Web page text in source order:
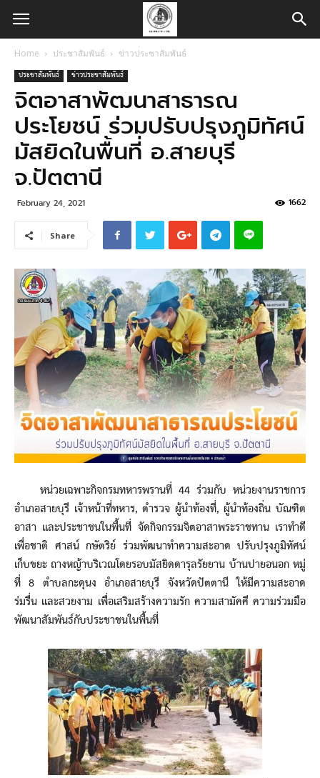
Home ประชาสัมพันธ์ ข่าวประชาสัมพันธ์
ประชาสัมพันธ์ ข่าวประชาสัมพันธ์
จิตอาสาพัฒนาสาธารณ​
ประโยชน์ ร่วมปรับปรุงภูมิทัศน์
มัสยิดในพื้นที่ อ.สายบุรี
จ.ปัตตานี
February 24, 2021 1662
Share
หน่วยเฉพาะกิจกรมทหารพรานที่ 44 ร่วมกับ หน่วยงานราชการ
อำเภอสายบุรี เจ้าหน้าที่ทหาร, ตำรวจ ผู้นำท้องที่, ผู้นำท้องถิ่น บัณฑิต
อาสา และประชาชนในพื้นที่ จัดกิจกรรมจิตอาสาพระราชทาน เราทำดี
เพื่อชาติ ศาสน์ กษัตริย์ ร่วมพัฒนาทำความสะอาด ปรับปรุงภูมิทัศน์
เก็บขยะ ถางหญ้าบริเวณโดยรอบมัสยิดดารุลรัยยาน บ้านปายอนอก หมู่
ที่ 8 ตำบลกะดุนง อำเภอสายบุรี จังหวัดปัตตานี ให้มีความสะอาด
ร่มรื่น และสวยงาม เพื่อเสริมสร้างความรัก ความสามัคคี ความร่วมมือ
พัฒนาสัมพันธ์กับประชาชนในพื้นที่